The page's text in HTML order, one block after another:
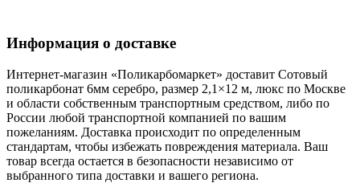
Информация о доставке
Интернет-магазин «Поликарбомаркет» доставит Сотовый
поликарбонат 6мм серебро, размер 2,1×12 м, люкс по Москве
и области собственным транспортным средством, либо по
России любой транспортной компанией по вашим
пожеланиям. Доставка происходит по определенным
стандартам, чтобы избежать повреждения материала. Ваш
товар всегда остается в безопасности независимо от
выбранного типа доставки и вашего региона.